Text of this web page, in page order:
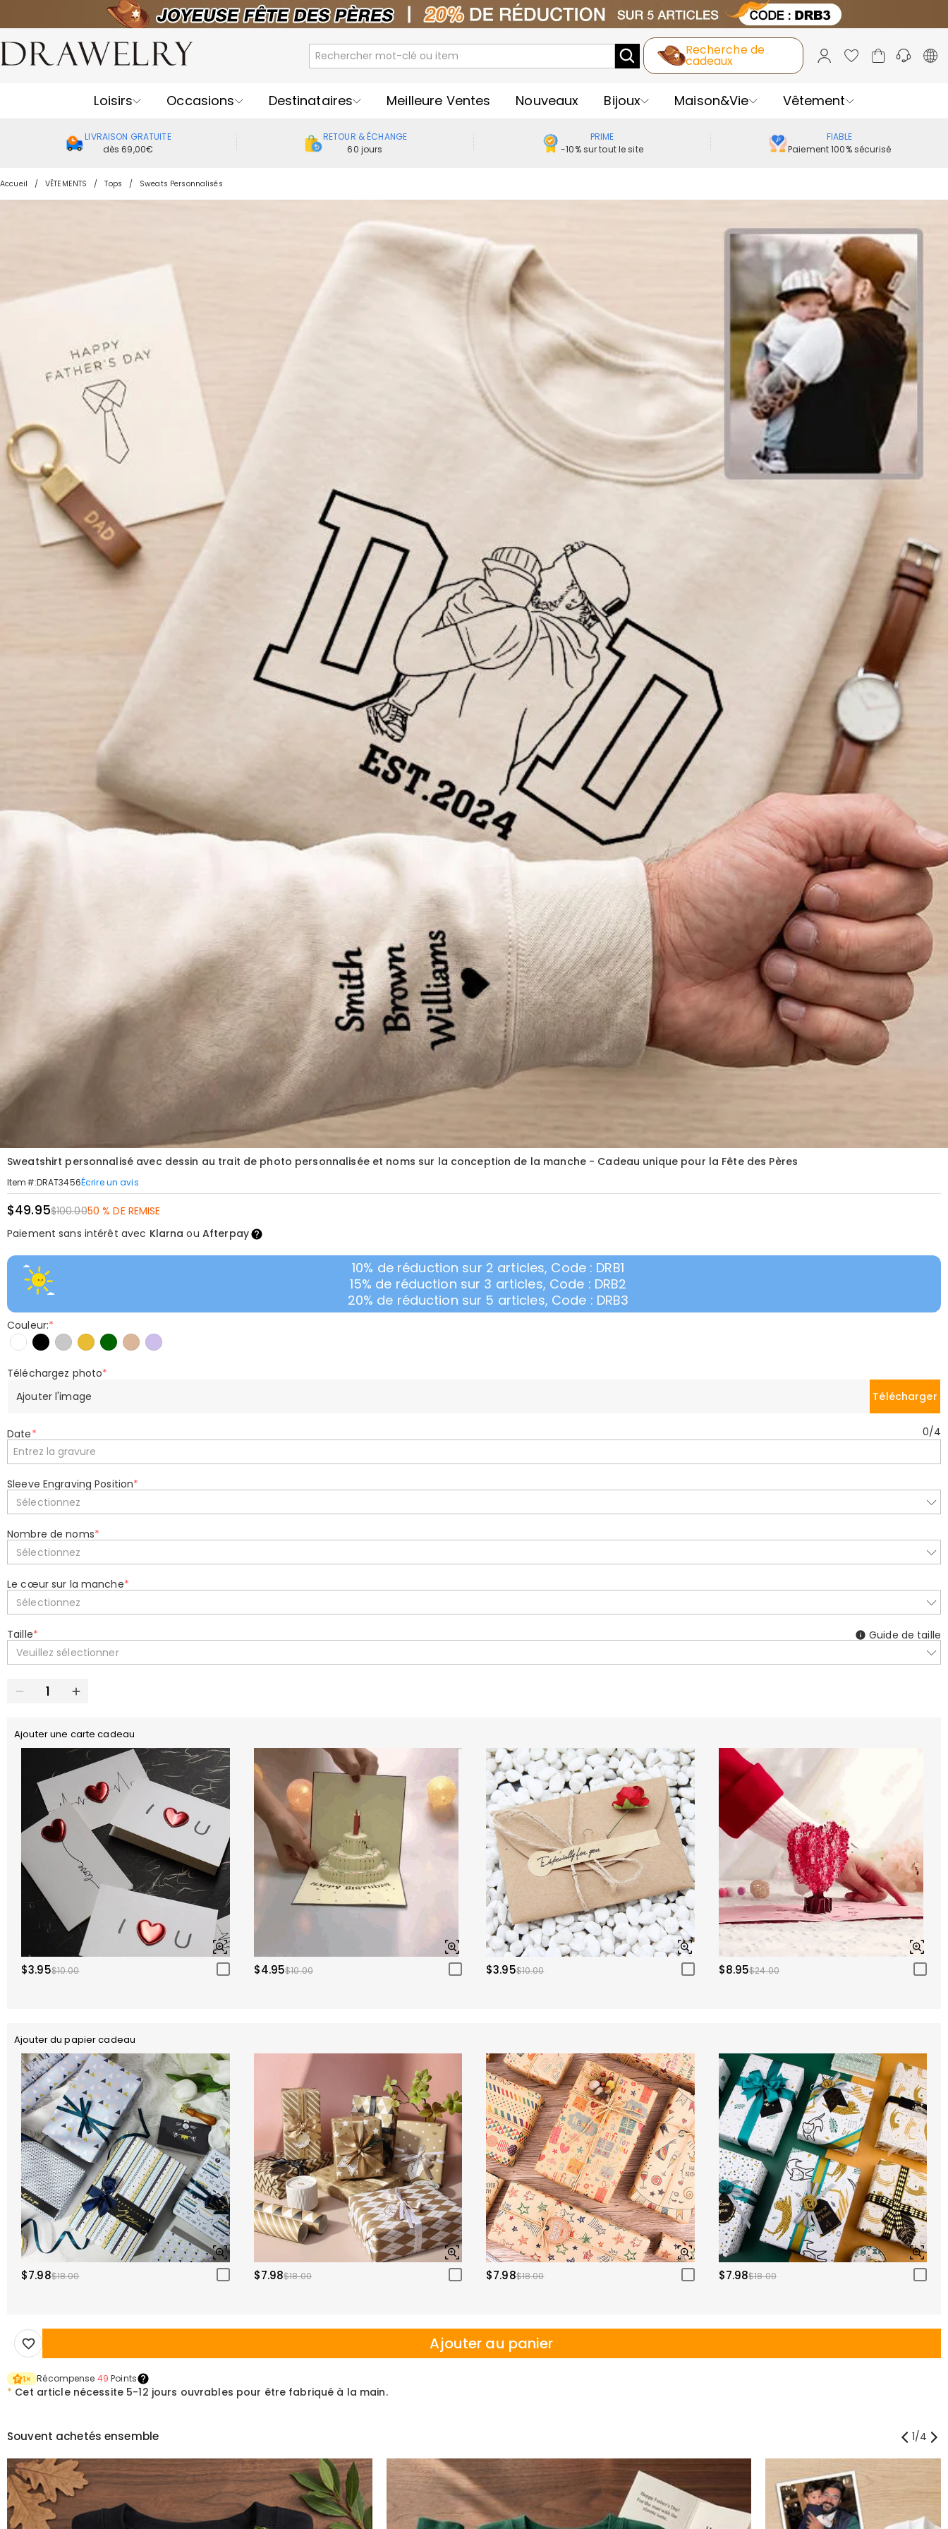
Recherche de
cadeaux
Loisirs Occasions Destinataires Meilleure Ventes Nouveaux Bijoux Maison&Vie Vêtement
LIVRAISON GRATUITE
dès 69,00€
RETOUR & ÉCHANGE
60 jours
PRIME
-10% sur tout le site
FIABLE
Paiement 100% sécurisé
Accueil VÊTEMENTS Tops Sweats Personnalisés
Sweatshirt personnalisé avec dessin au trait de photo personnalisée et noms sur la conception de la manche - Cadeau unique pour la Fête des Pères
Item#:DRAT3456Écrire un avis
$49.95$100.0050 % DE REMISE
Paiement sans intérêt avec Klarna ou Afterpay
10% de réduction sur 2 articles, Code : DRB1
15% de réduction sur 3 articles, Code : DRB2
20% de réduction sur 5 articles, Code : DRB3
Couleur:*
Téléchargez photo*
Ajouter l'image
Télécharger
Date* 0/4
Sleeve Engraving Position*
Sélectionnez
Nombre de noms*
Sélectionnez
Le cœur sur la manche*
Sélectionnez
Taille*
Veuillez sélectionner
Guide de taille
Ajouter une carte cadeau
$3.95$10.00 $4.95$10.00 $3.95$10.00 $8.95$24.00
Ajouter du papier cadeau
$7.98$18.00 $7.98$18.00 $7.98$18.00 $7.98$18.00
Ajouter au panier
1× Récompense 49 Points
* Cet article nécessite 5-12 jours ouvrables pour être fabriqué à la main.
Souvent achetés ensemble 1/4